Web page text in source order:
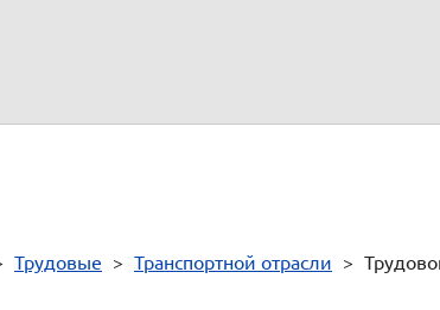
Трудовые > Транспортной отрасли >